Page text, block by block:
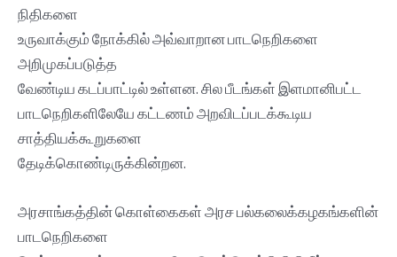
நிதிகளை
உருவாக்கும் நோக்கில் அவ்வாறான பாடநெறிகளை
அறிமுகப்படுத்த
வேண்டிய கடப்பாட்டில் உள்ளன. சில பீடங்கள் இளமானிபட்ட
பாடநெறிகளிலேயே கட்டணம் அறவிடப்படக்கூடிய
சாத்தியக்கூறுகளை
தேடிக்கொண்டிருக்கின்றன.
அரசாங்கத்தின் கொள்கைகள் அரச பல்கலைக்கழகங்களின்
பாடநெறிகளை